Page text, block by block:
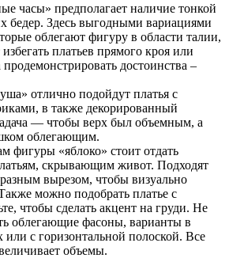
часы» предполагает наличие тонкой
бедер. Здесь выгодными вариациями
облегают фигуру в области талии,
платьев прямого кроя или
достоинства –
отлично подойдут платья с
в также декорированный
— чтобы верх был объемным, а
облегающим.
фигуры «яблоко» стоит отдать
скрывающим живот. Подходят
вырезом, чтобы визуально
можно подобрать платье с
чтобы сделать акцент на груди. Не
облегающие фасоны, варианты в
или с горизонтальной полоской. Все
объемы.